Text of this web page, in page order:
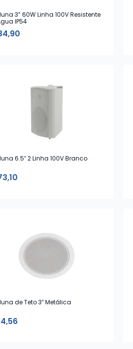
3” 60W Linha 100V Resistente
IP54
6.5″ 2 Linha 100V Branco
de Teto 3″ Metálica